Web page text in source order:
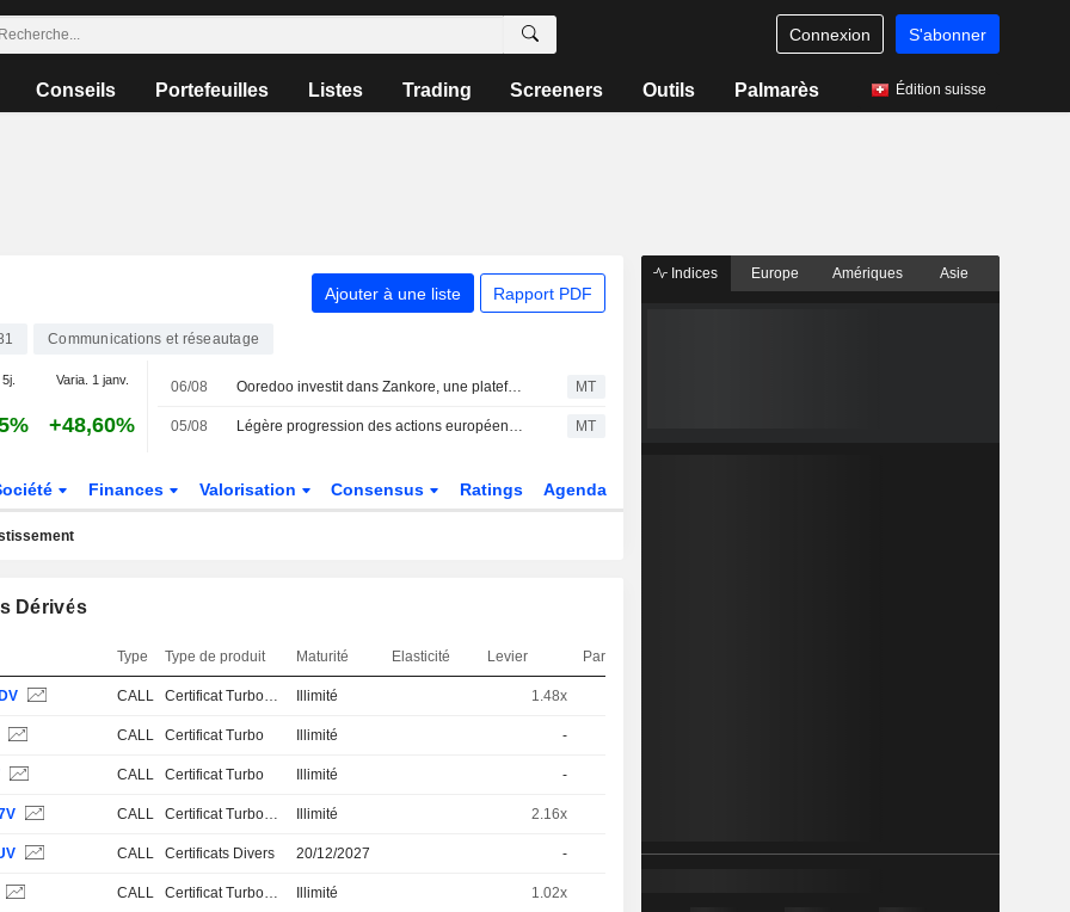
Connexion S'abonner
Conseils Portefeuilles Listes Trading Screeners Outils Palmarès Édition suisse
Ajouter à une liste Rapport PDF
Communications et réseautage
Varia. 1 janv.
+48,60%
06/08 Ooredoo investit dans Zankore, une plateforme indonésienne de calcul IA et de neocloud MT
05/08 Légère progression des actions européennes cotées aux États-Unis sous forme d'ADR lors de la séance de mercredi MT
Finances Valorisation Consensus Ratings Agenda
Dérivés
Type Type de produit Maturité Elasticité Levier Parité
CALL Certificat Turbo Stop Loss Illimité 1.48x
CALL Certificat Turbo Illimité -
CALL Certificat Turbo Illimité -
CALL Certificat Turbo Stop Loss Illimité 2.16x
CALL Certificats Divers 20/12/2027 - -EUR
CALL Certificat Turbo Stop Loss Illimité 1.02x
Indices Europe Amériques Asie